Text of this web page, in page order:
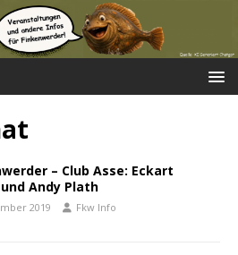
– Club Asse: Eckart
Andy Plath
2019 Fkw Info